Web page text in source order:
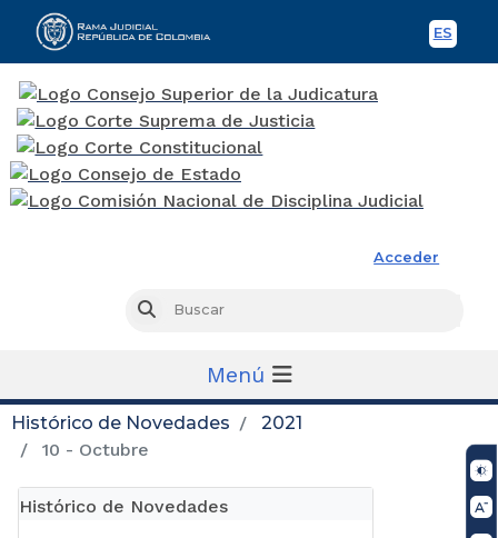
ES
Acceder
Buscar
Menú
Histórico de Novedades
2021
10 - Octubre
Histórico de Novedades